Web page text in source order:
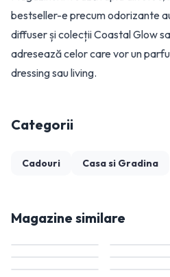
bestseller-e precum odorizante
diffuser și colecții Coastal Glow
adresează celor care vor un
dressing sau living.
Categorii
Cadouri Casa si Gradina
Magazine similare